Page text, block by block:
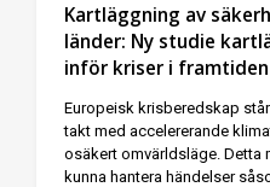
Kartläggning av
länder: Ny studie
inför kriser i framtiden
Europeisk krisberedskap
takt med accelererande
osäkert omvärldsläge. Detta
kunna hantera händelser